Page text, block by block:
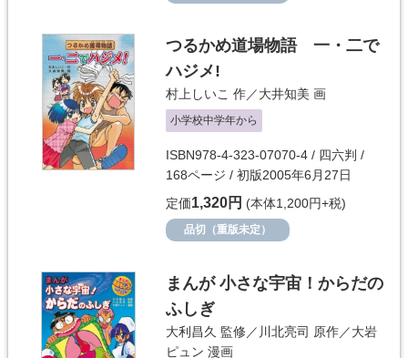
つるかめ道場物語 一・二で
ハジメ!
村上しいこ 作／大井知美 画
小学校中学年から
ISBN978-4-323-07070-4 / 四六判 /
168ページ / 初版2005年6月27日
定価1,320円 (本体1,200円+税)
品切（重版未定）
まんが 小さな宇宙！からだの
ふしぎ
大利昌久 監修／ 川北亮司 原作／大岩
ピュン 漫画